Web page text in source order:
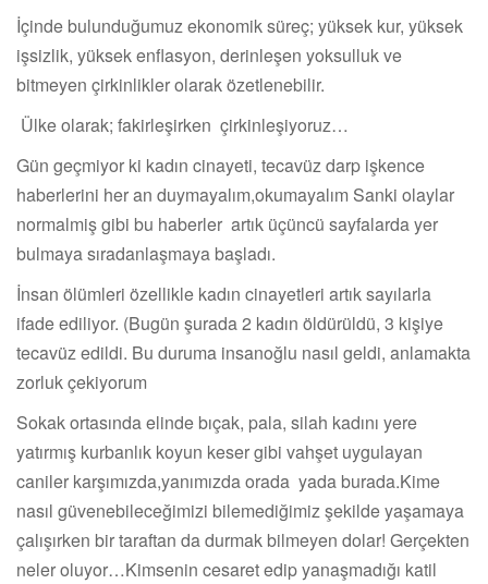
İçinde bulunduğumuz ekonomik süreç; yüksek kur, yüksek
işsizlik, yüksek enflasyon, derinleşen yoksulluk ve
bitmeyen çirkinlikler olarak özetlenebilir.
Ülke olarak; fakirleşirken çirkinleşiyoruz…
Gün geçmiyor ki kadın cinayeti, tecavüz darp işkence
haberlerini her an duymayalım,okumayalım Sanki olaylar
normalmiş gibi bu haberler artık üçüncü sayfalarda yer
bulmaya sıradanlaşmaya başladı.
İnsan ölümleri özellikle kadın cinayetleri artık sayılarla
ifade ediliyor. (Bugün şurada 2 kadın öldürüldü, 3 kişiye
tecavüz edildi. Bu duruma insanoğlu nasıl geldi, anlamakta
zorluk çekiyorum
Sokak ortasında elinde bıçak, pala, silah kadını yere
yatırmış kurbanlık koyun keser gibi vahşet uygulayan
caniler karşımızda,yanımızda orada yada burada.Kime
nasıl güvenebileceğimizi bilemediğimiz şekilde yaşamaya
çalışırken bir taraftan da durmak bilmeyen dolar! Gerçekten
neler oluyor…Kimsenin cesaret edip yanaşmadığı katil